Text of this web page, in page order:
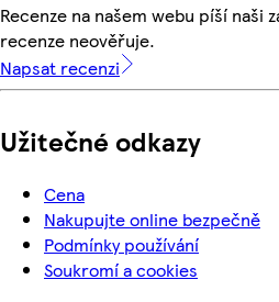
Recenze na našem webu píší naši
recenze neověřuje.
Napsat recenzi
Užitečné odkazy
Cena
Nakupujte online bezpečně
Podmínky používání
Soukromí a cookies